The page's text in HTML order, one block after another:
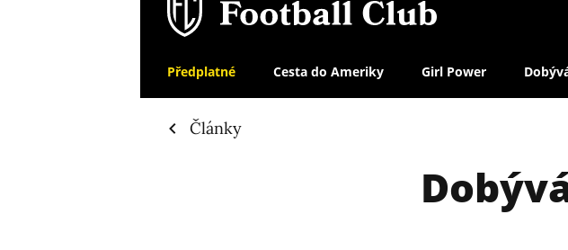
Předplatné Cesta do Ameriky Girl Power
Články